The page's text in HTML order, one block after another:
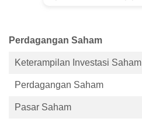
keuntungan untuk
Perdagangan Saham
Keterampilan Investasi Saham
Perdagangan Saham
Pasar Saham